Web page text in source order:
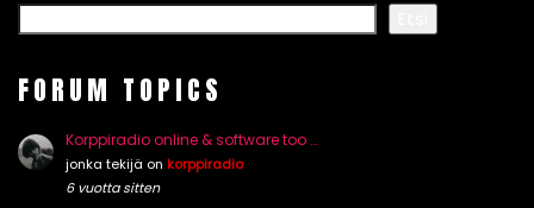
FORUM TOPICS
Korppiradio online & software too …
jonka tekijä on korppiradio
6 vuotta sitten